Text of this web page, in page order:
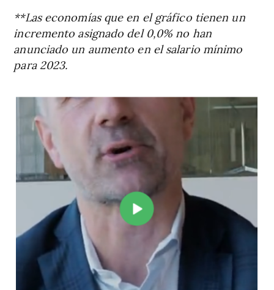
**Las economías que en el gráfico tienen un
incremento asignado del 0,0% no han
anunciado un aumento en el salario mínimo
para 2023.